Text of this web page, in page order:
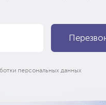
персональных данных